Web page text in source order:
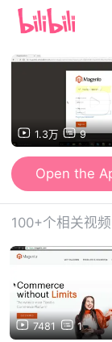
1.3万 9
Open the
100+个相关视频
7481 1